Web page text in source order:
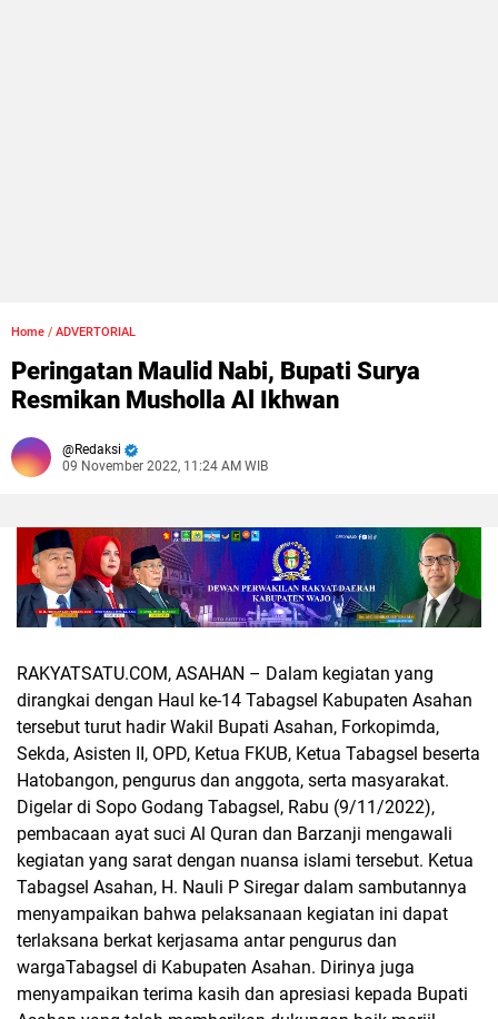
Home / ADVERTORIAL
Peringatan Maulid Nabi, Bupati Surya
Resmikan Musholla Al Ikhwan
Redaksi
09 November 2022, 11:24 AM WIB
RAKYATSATU.COM, ASAHAN – Dalam kegiatan yang
dirangkai dengan Haul ke-14 Tabagsel Kabupaten Asahan
tersebut turut hadir Wakil Bupati Asahan, Forkopimda,
Sekda, Asisten II, OPD, Ketua FKUB, Ketua Tabagsel beserta
Hatobangon, pengurus dan anggota, serta masyarakat.
Digelar di Sopo Godang Tabagsel, Rabu (9/11/2022),
pembacaan ayat suci Al Quran dan Barzanji mengawali
kegiatan yang sarat dengan nuansa islami tersebut. Ketua
Tabagsel Asahan, H. Nauli P Siregar dalam sambutannya
menyampaikan bahwa pelaksanaan kegiatan ini dapat
terlaksana berkat kerjasama antar pengurus dan
wargaTabagsel di Kabupaten Asahan. Dirinya juga
menyampaikan terima kasih dan apresiasi kepada Bupati